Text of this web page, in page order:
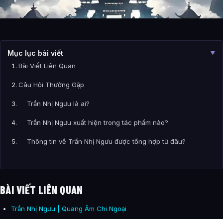
Mục lục bài viết ▼
Bài Viết Liên Quan
Câu Hỏi Thường Gặp
Trần Nhị Ngưu là ai?
Trần Nhị Ngưu xuất hiện trong tác phẩm nào?
Thông tin về Trần Nhị Ngưu được tổng hợp từ đâu?
BÀI VIẾT LIÊN QUAN
Trần Nhị Ngưu | Quang Âm Chi Ngoại